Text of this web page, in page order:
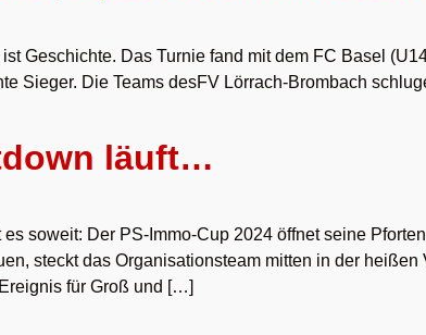
Geschichte. Das Turnie fand mit dem FC Basel
Sieger. Die Teams desFV Lörrach-Brombach
läuft…
soweit: Der PS-Immo-Cup 2024 öffnet seine
steckt das Organisationsteam mitten in der
für Groß und […]